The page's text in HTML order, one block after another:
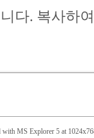
다. 복사하
with MS Explorer 5 at